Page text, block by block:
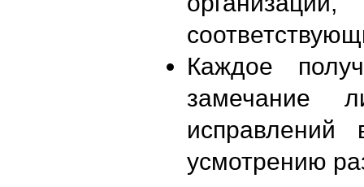
Каждое
замечание
исправлений
усмотрению